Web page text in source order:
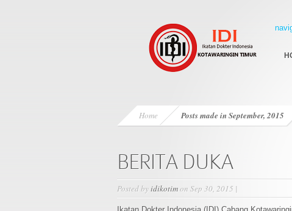
Home Posts made in September, 2015
BERITA DUKA
Posted byidikotimon Sep 30, 2015 |